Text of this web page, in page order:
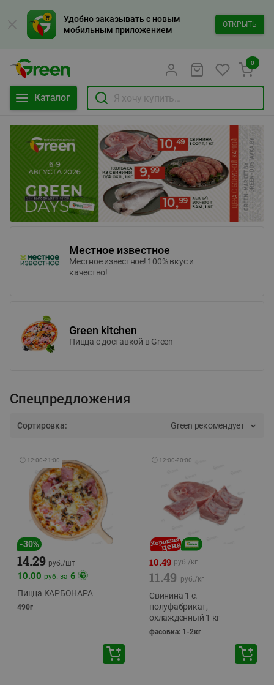
Удобно заказывать с новым
мобильным приложением
ОТКРЫТЬ
Каталог
0
Местное известное
Местное известное! 100% вкус и
качество!
Green kitchen
Пицца c доставкой в Green
Спецпредложения
Сортировка: Green рекомендует
🕘 12:00-21:00
-30%
14.29 руб./шт
10.00 руб. за 6
Пицца КАРБОНАРА
490г
🕘 12:00-20:00
10.49 руб./кг
11.49 руб./кг
Свинина 1 с.
полуфабрикат,
охлажденный 1 кг
фасовка: 1-2кг